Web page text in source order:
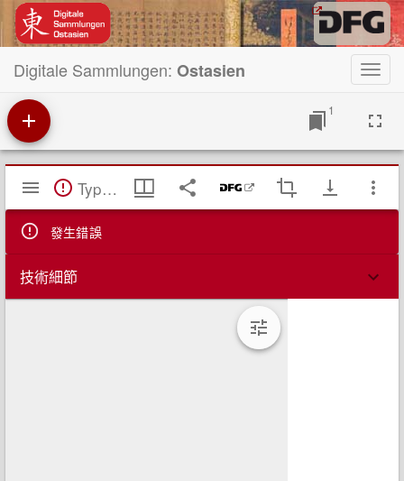
Digitale Sammlungen: Ostasien
1
Mirador
覽
TypeError: Failed to fetch
發生錯誤
技術細節